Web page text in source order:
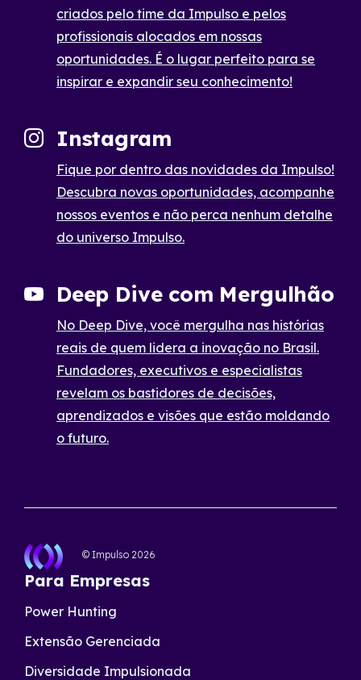
criados pelo time da Impulso e pelos
profissionais alocados em nossas
oportunidades. É o lugar perfeito para se
inspirar e expandir seu conhecimento!
Instagram
Fique por dentro das novidades da Impulso!
Descubra novas oportunidades, acompanhe
nossos eventos e não perca nenhum detalhe
do universo Impulso.
Deep Dive com Mergulhão
No Deep Dive, você mergulha nas histórias
reais de quem lidera a inovação no Brasil.
Fundadores, executivos e especialistas
revelam os bastidores de decisões,
aprendizados e visões que estão moldando
o futuro.
© Impulso 2026
Para Empresas
Power Hunting
Extensão Gerenciada
Diversidade Impulsionada